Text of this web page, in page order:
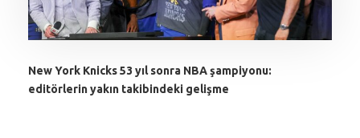
New York Knicks 53 yıl sonra NBA şampiyonu:
editörlerin yakın takibindeki gelişme